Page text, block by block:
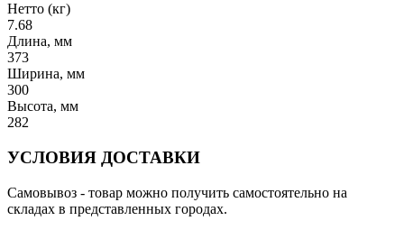
Нетто (кг)
7.68
Длина, мм
373
Ширина, мм
300
Высота, мм
282
УСЛОВИЯ ДОСТАВКИ
Самовывоз - товар можно получить самостоятельно на
складах в представленных городах.